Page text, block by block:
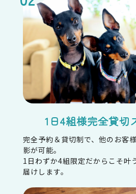
1日4組様完全貸切
完全予約＆貸切制で、他のお客
影が可能。
1日わずか4組限定だからこそ叶
届けします。
弊社は、次に掲げる場合を除
ザーの同意を得ることなく、
提供することはありません。
護法その他の法令で認められ
・人の生命、身体または財産
がある場合であって、本人の
であるとき
・公衆衛生の向上または児童
のために特に必要がある場合
を得ることが困難であるとき
を受けた者が法令の定める事
対して協力する必要がある場
意を得ることにより当該事務
すおそれがあるとき
・予め次の事項を告知あるい
が個人情報保護委員会に届出
利用目的に第三者への提供